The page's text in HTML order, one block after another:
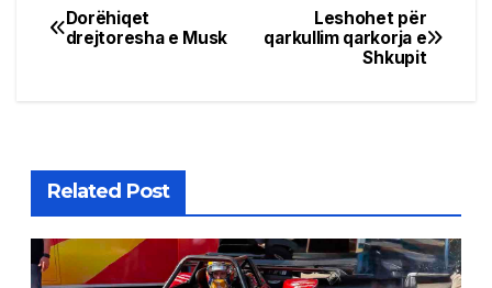
Post
Leshohet për
qarkullim qarkorja e
Shkupit
Dorëhiqet
drejtoresha e Musk
Related Post